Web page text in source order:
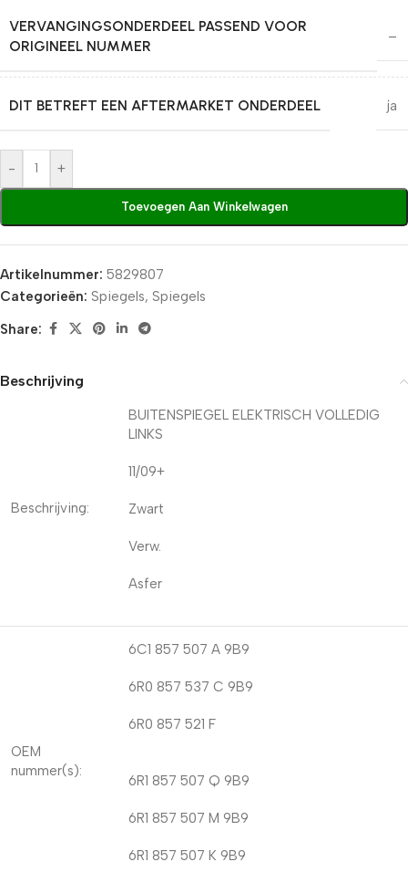
VERVANGINGSONDERDEEL PASSEND VOOR
ORIGINEEL NUMMER
–
DIT BETREFT EEN AFTERMARKET ONDERDEEL ja
- +
Toevoegen Aan Winkelwagen
Artikelnummer: 5829807
Categorieën: Spiegels, Spiegels
Share:
Beschrijving
Beschrijving:
BUITENSPIEGEL ELEKTRISCH VOLLEDIG
LINKS
11/09+
Zwart
Verw.
Asfer
OEM
nummer(s):
6C1 857 507 A 9B9
6R0 857 537 C 9B9
6R0 857 521 F
6R1 857 507 Q 9B9
6R1 857 507 M 9B9
6R1 857 507 K 9B9